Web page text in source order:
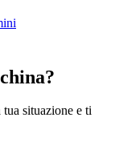
situazione e ti